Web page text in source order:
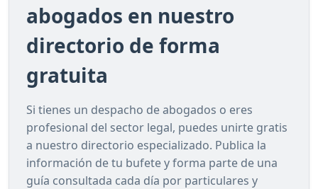
abogados en nuestro
directorio de forma
gratuita
Si tienes un despacho de abogados o eres
profesional del sector legal, puedes unirte gratis
a nuestro directorio especializado. Publica la
información de tu bufete y forma parte de una
guía consultada cada día por particulares y